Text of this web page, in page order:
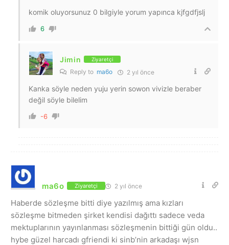
komik oluyorsunuz 0 bilgiyle yorum yapınca kjfgdfjslj
6
Jimin Ziyaretçi
Reply to ma6o 2 yıl önce
Kanka söyle neden yuju yerin sowon vivizle beraber
değil söyle bilelim
-6
ma6o Ziyaretçi 2 yıl önce
Haberde sözleşme bitti diye yazılmış ama kızları
sözleşme bitmeden şirket kendisi dağıttı sadece veda
mektuplarının yayınlanması sözleşmenin bittiği gün oldu..
hybe güzel harcadı gfriendi ki sinb’nin arkadaşı wjsn